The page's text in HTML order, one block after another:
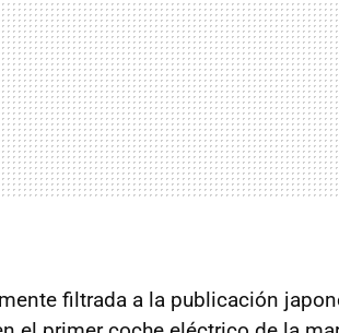
filtrada a la publicación